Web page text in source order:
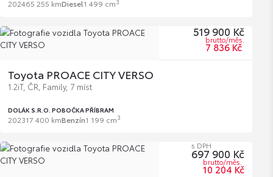
202465 255 kmDiesel1 499 cm
Toyota PROACE CITY VERSO
1.2iT, ČR, Family, 7 míst
DOLÁK S.R.O. POBOČKA PŘÍBRAM
202317 400 kmBenzín1 199 cm3
519 900 Kč
brutto/měs.
7 836 Kč
s DPH
697 900 Kč
brutto/měs.
10 204 Kč